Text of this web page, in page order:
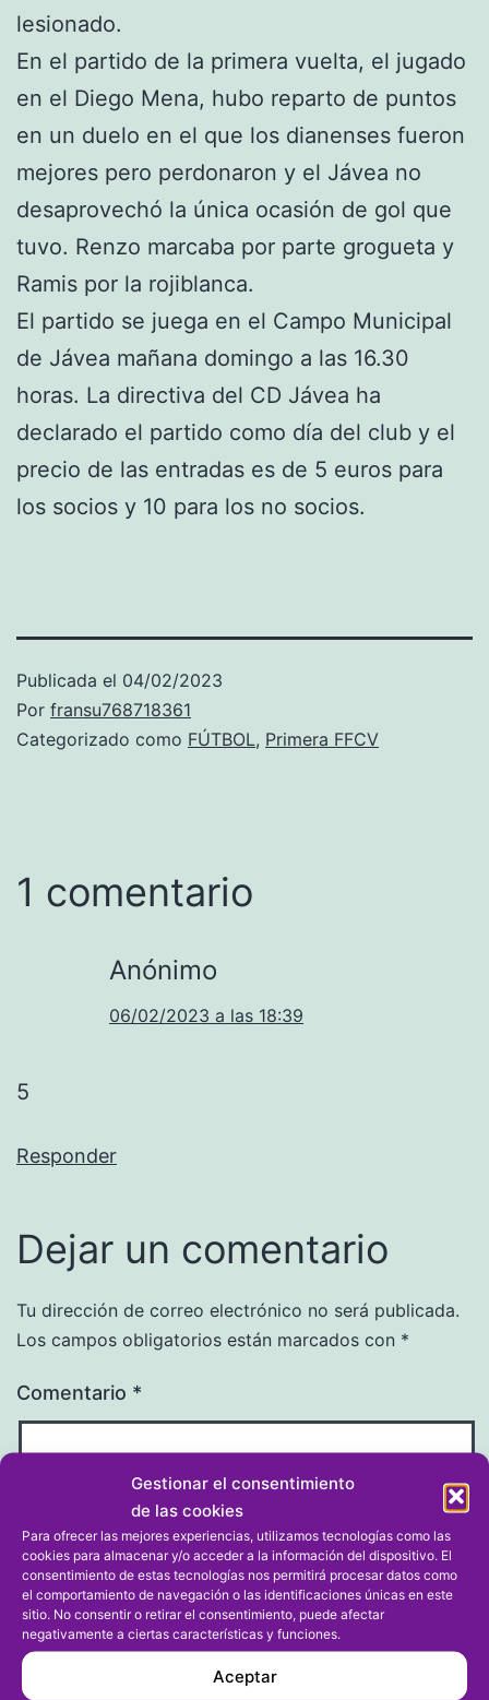
Gestionar el consentimiento
de las cookies
Para ofrecer las mejores experiencias, utilizamos tecnologías como las
cookies para almacenar y/o acceder a la información del dispositivo. El
consentimiento de estas tecnologías nos permitirá procesar datos como
el comportamiento de navegación o las identificaciones únicas en este
sitio. No consentir o retirar el consentimiento, puede afectar
negativamente a ciertas características y funciones.
Aceptar
lesionado.
En el partido de la primera vuelta, el jugado
en el Diego Mena, hubo reparto de puntos
en un duelo en el que los dianenses fueron
mejores pero perdonaron y el Jávea no
desaprovechó la única ocasión de gol que
tuvo. Renzo marcaba por parte grogueta y
Ramis por la rojiblanca.
El partido se juega en el Campo Municipal
de Jávea mañana domingo a las 16.30
horas. La directiva del CD Jávea ha
declarado el partido como día del club y el
precio de las entradas es de 5 euros para
los socios y 10 para los no socios.
Publicada el 04/02/2023
Por fransu768718361
Categorizado como FÚTBOL, Primera FFCV
1 comentario
Anónimo
06/02/2023 a las 18:39
5
Responder
Dejar un comentario
Tu dirección de correo electrónico no será publicada.
Los campos obligatorios están marcados con *
Comentario *
Nombre